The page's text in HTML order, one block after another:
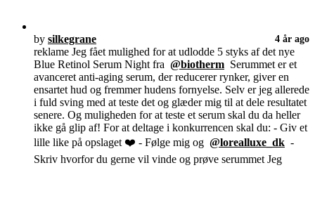
by silkegrane 4 år ago
reklame Jeg fået mulighed for at udlodde 5 styks af det nye
Blue Retinol Serum Night fra @biotherm Serummet er et
avanceret anti-aging serum, der reducerer rynker, giver en
ensartet hud og fremmer hudens fornyelse. Selv er jeg allerede
i fuld sving med at teste det og glæder mig til at dele resultatet
senere. Og muligheden for at teste et serum skal du da heller
ikke gå glip af! For at deltage i konkurrencen skal du: - Giv et
lille like på opslaget ❤️ - Følge mig og @lorealluxe_dk -
Skriv hvorfor du gerne vil vinde og prøve serummet Jeg